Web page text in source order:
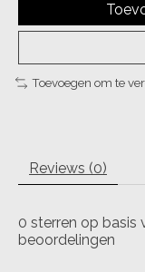
Toevoegen om te
Reviews (0)
0 sterren op basis
beoordelingen